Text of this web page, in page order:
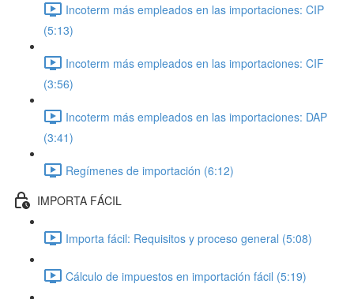
Incoterm más empleados en las importaciones: CIP
(5:13)
Incoterm más empleados en las importaciones: CIF
(3:56)
Incoterm más empleados en las importaciones: DAP
(3:41)
Regímenes de importación (6:12)
IMPORTA FÁCIL
Importa fácil: Requisitos y proceso general (5:08)
Cálculo de impuestos en importación fácil (5:19)